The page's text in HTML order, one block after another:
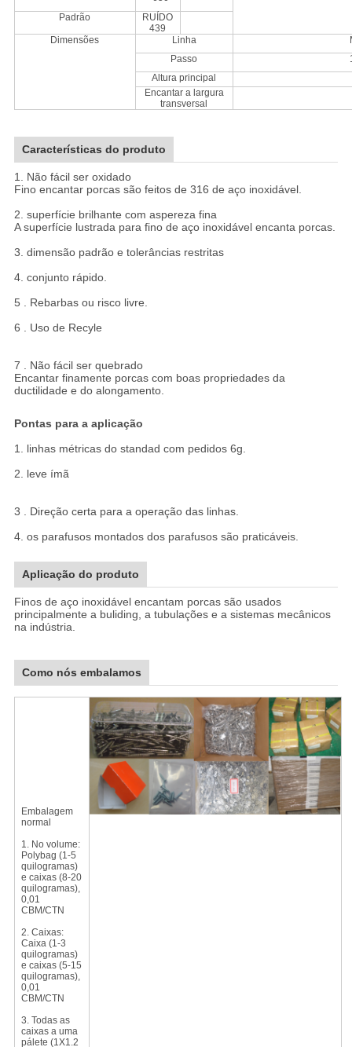
Padrão
RUÍDO
439
Dimensões
Linha
Passo
Altura principal
Encantar a largura
transversal
Características do produto
1. Não fácil ser oxidado
Fino encantar porcas são feitos de 316 de aço inoxidável.
2. superfície brilhante com aspereza fina
A superfície lustrada para fino de aço inoxidável encanta porcas.
3. dimensão padrão e tolerâncias restritas
4. conjunto rápido.
5 . Rebarbas ou risco livre.
6 . Uso de Recyle
7 . Não fácil ser quebrado
Encantar finamente porcas com boas propriedades da
ductilidade e do alongamento.
Pontas para a aplicação
1. linhas métricas do standad com pedidos 6g.
2. leve ímã
3 . Direção certa para a operação das linhas.
4. os parafusos montados dos parafusos são praticáveis.
Aplicação do produto
Finos de aço inoxidável encantam porcas são usados
principalmente a buliding, a tubulações e a sistemas mecânicos
na indústria.
Como nós embalamos
Embalagem
normal
1. No volume:
Polybag (1-5
quilogramas)
e caixas (8-20
quilogramas),
0,01
CBM/CTN
2. Caixas:
Caixa (1-3
quilogramas)
e caixas (5-15
quilogramas),
0,01
CBM/CTN
3. Todas as
caixas a uma
pálete (1X1.2